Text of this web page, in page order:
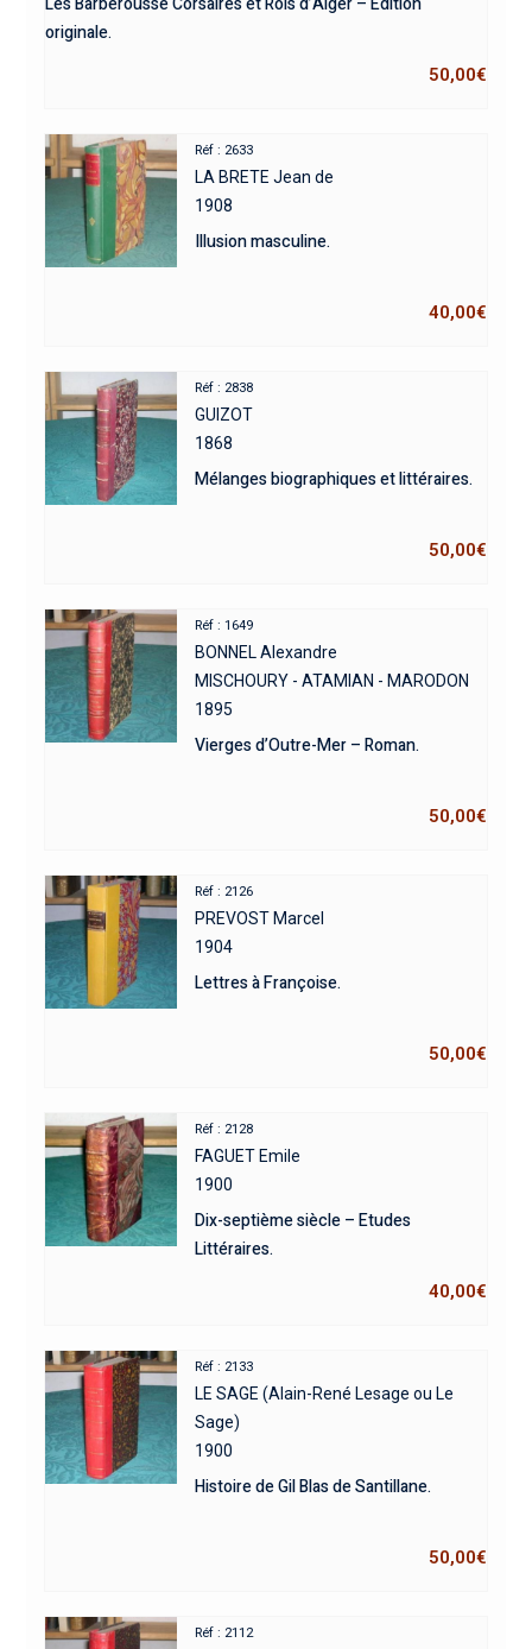
originale.
50,00€
Réf : 2633
LA BRETE Jean de
1908
Illusion masculine.
40,00€
Réf : 2838
GUIZOT
1868
Mélanges biographiques et littéraires.
50,00€
Réf : 1649
BONNEL Alexandre
MISCHOURY - ATAMIAN - MARODON
1895
Vierges d’Outre-Mer – Roman.
50,00€
Réf : 2126
PREVOST Marcel
1904
Lettres à Françoise.
50,00€
Réf : 2128
FAGUET Emile
1900
Dix-septième siècle – Etudes
Littéraires.
40,00€
Réf : 2133
LE SAGE (Alain-René Lesage ou Le
Sage)
1900
Histoire de Gil Blas de Santillane.
50,00€
Réf : 2112